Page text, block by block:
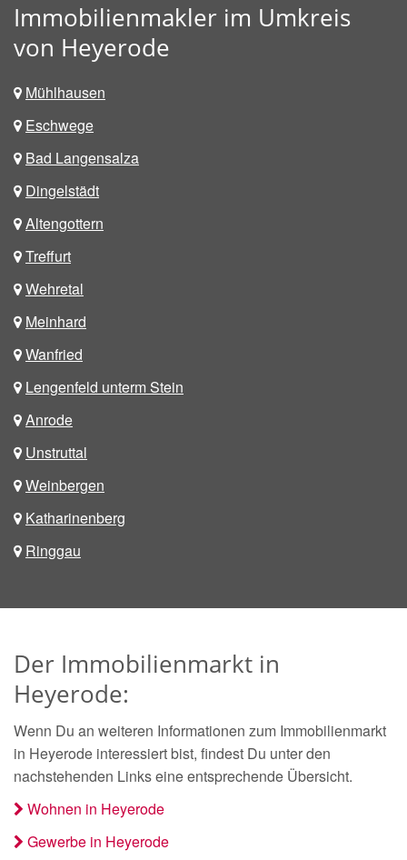
Immobilienmakler im Umkreis
von Heyerode
Mühlhausen
Eschwege
Bad Langensalza
Dingelstädt
Altengottern
Treffurt
Wehretal
Meinhard
Wanfried
Lengenfeld unterm Stein
Anrode
Unstruttal
Weinbergen
Katharinenberg
Ringgau
Der Immobilienmarkt in
Heyerode:
Wenn Du an weiteren Informationen zum Immobilienmarkt
in Heyerode interessiert bist, findest Du unter den
nachstehenden Links eine entsprechende Übersicht.
Wohnen in Heyerode
Gewerbe in Heyerode